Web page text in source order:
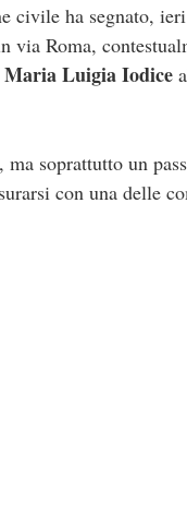
civile ha segnato,
via Roma,
Maria Luigia Iodice
ma soprattutto un
con una delle